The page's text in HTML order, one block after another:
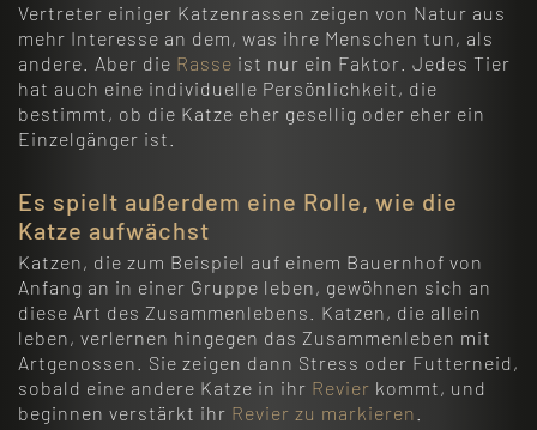
Vertreter einiger Katzenrassen zeigen von Natur aus
mehr Interesse an dem, was ihre Menschen tun, als
andere. Aber die Rasse ist nur ein Faktor. Jedes Tier
hat auch eine individuelle Persönlichkeit, die
bestimmt, ob die Katze eher gesellig oder eher ein
Einzelgänger ist.
Es spielt außerdem eine Rolle, wie die
Katze aufwächst
Katzen, die zum Beispiel auf einem Bauernhof von
Anfang an in einer Gruppe leben, gewöhnen sich an
diese Art des Zusammenlebens. Katzen, die allein
leben, verlernen hingegen das Zusammenleben mit
Artgenossen. Sie zeigen dann Stress oder Futterneid,
sobald eine andere Katze in ihr Revier kommt, und
beginnen verstärkt ihr Revier zu markieren